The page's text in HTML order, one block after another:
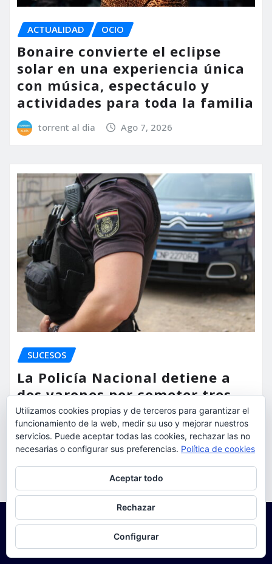
ACTUALIDAD OCIO
Bonaire convierte el eclipse
solar en una experiencia única
con música, espectáculo y
actividades para toda la familia
torrent al dia Ago 7, 2026
SUCESOS
La Policía Nacional detiene a
dos varones por cometer tres
robos con violencia en una
misma mañana
torrent al dia Ago 7, 2026
Utilizamos cookies propias y de terceros para garantizar el
funcionamiento de la web, medir su uso y mejorar nuestros
servicios. Puede aceptar todas las cookies, rechazar las no
necesarias o configurar sus preferencias. Política de cookies
Aceptar todo
Rechazar
Configurar
Para obtener más información, incluido cómo gestionar las cookies,